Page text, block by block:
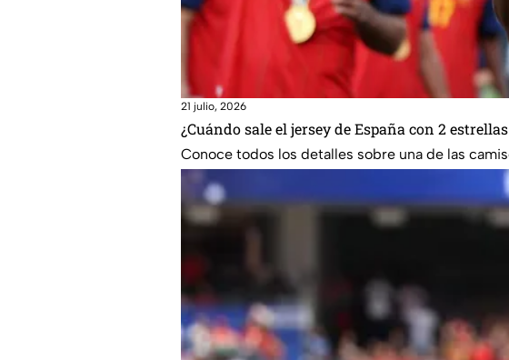
21 julio, 2026
¿Cuándo sale el jersey de España con 2
Conoce todos los detalles sobre una de las